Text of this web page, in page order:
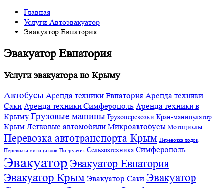
Главная
Услуги Автоэвакуатор
Эвакуатор Евпатория
Эвакуатор Евпатория
Услуги эвакуатора по Крыму
Автобусы Аренда техники Евпатория Аренда техники
Саки Аренда техники Симферополь Аренда техники в
Крыму Грузовые машины Грузоперевозки Кран-манипулятор
Крым Легковые автомобили Микроавтобусы Мотоциклы
Перевозка автотранспорта Крым Перевозка лодок
Перевозка мотоциклов Погрузчик Сельхозтехника Симферополь
Эвакуатор Эвакуатор Евпатория
Эвакуатор Крым Эвакуатор Саки Эвакуатор